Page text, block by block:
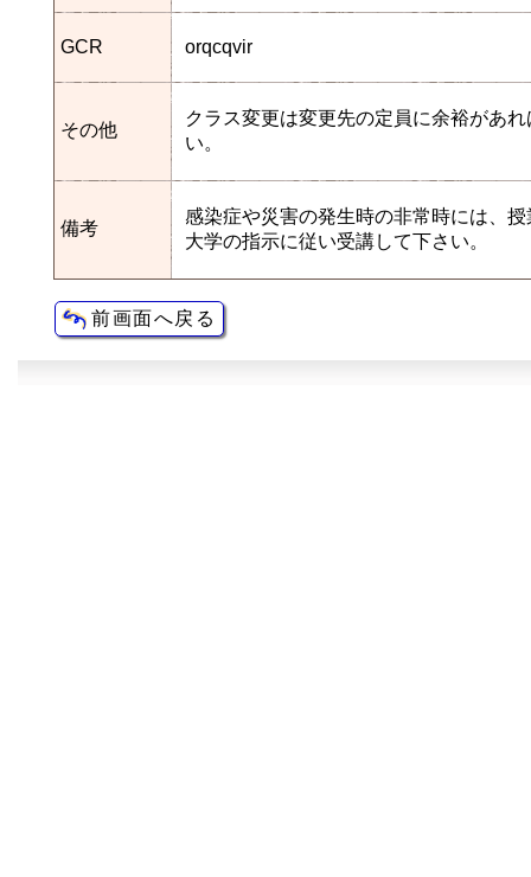
GCR orqcqvir
その他
クラス変更は変更先の定員に余裕があ
い。
備考
感染症や災害の発生時の非常時には、
大学の指示に従い受講して下さい。